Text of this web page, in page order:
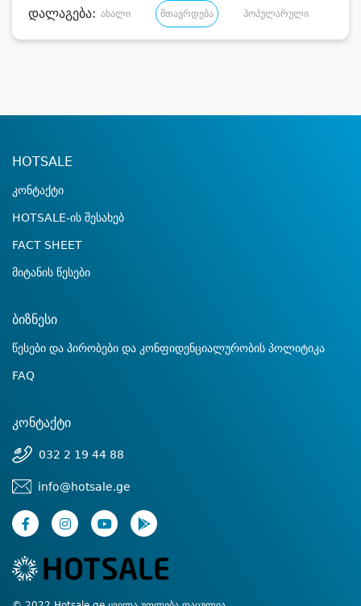
დალაგება: ახალი მთავრდება პოპულარული
HOTSALE
კონტაქტი
HOTSALE-ის შესახებ
FACT SHEET
მიტანის წესები
ბიზნესი
წესები და პირობები და კონფიდენციალურობის პოლიტიკა
FAQ
კონტაქტი
032 2 19 44 88
info@hotsale.ge